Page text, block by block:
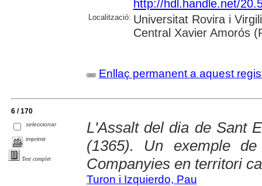
http://hdl.handle.net/
Localització: Universitat Rovira i
Central Xavier Amorós
Enllaç permanent a aquest
6 / 170
seleccionar
imprimir
Text complet
L'Assalt del dia de Sant
(1365). Un exemple
Companyies en territori
Turon i Izquierdo, Pau